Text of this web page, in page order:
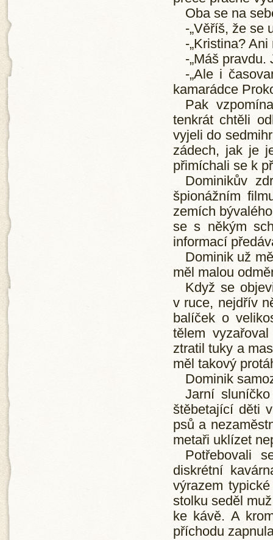
Oba se na
-„Věříš, že se
-„Kristina?
-„Máš pravdu.
-„Ale i
kamarádce
Pak
tenkrát chtěli
vyjeli do
zádech, jak je
přimíchali se k
Dominikův
špionážním
zemích
se s někým
informací
Dominik už
měl malou
Když se
v ruce, nejdřív
balíček o
tělem
ztratil tuky a
měl takový
Dominik
Jarní
štěbetající děti
psů a
metaři uklízet
Potřebovali
diskrétní
výrazem
stolku seděl
ke kávě. A
příchodu